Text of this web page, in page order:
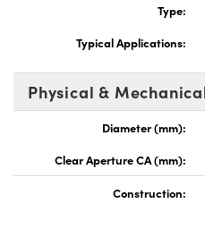
Type:
Typical Applications:
Physical &
Diameter (mm):
Clear Aperture CA (mm):
Construction: